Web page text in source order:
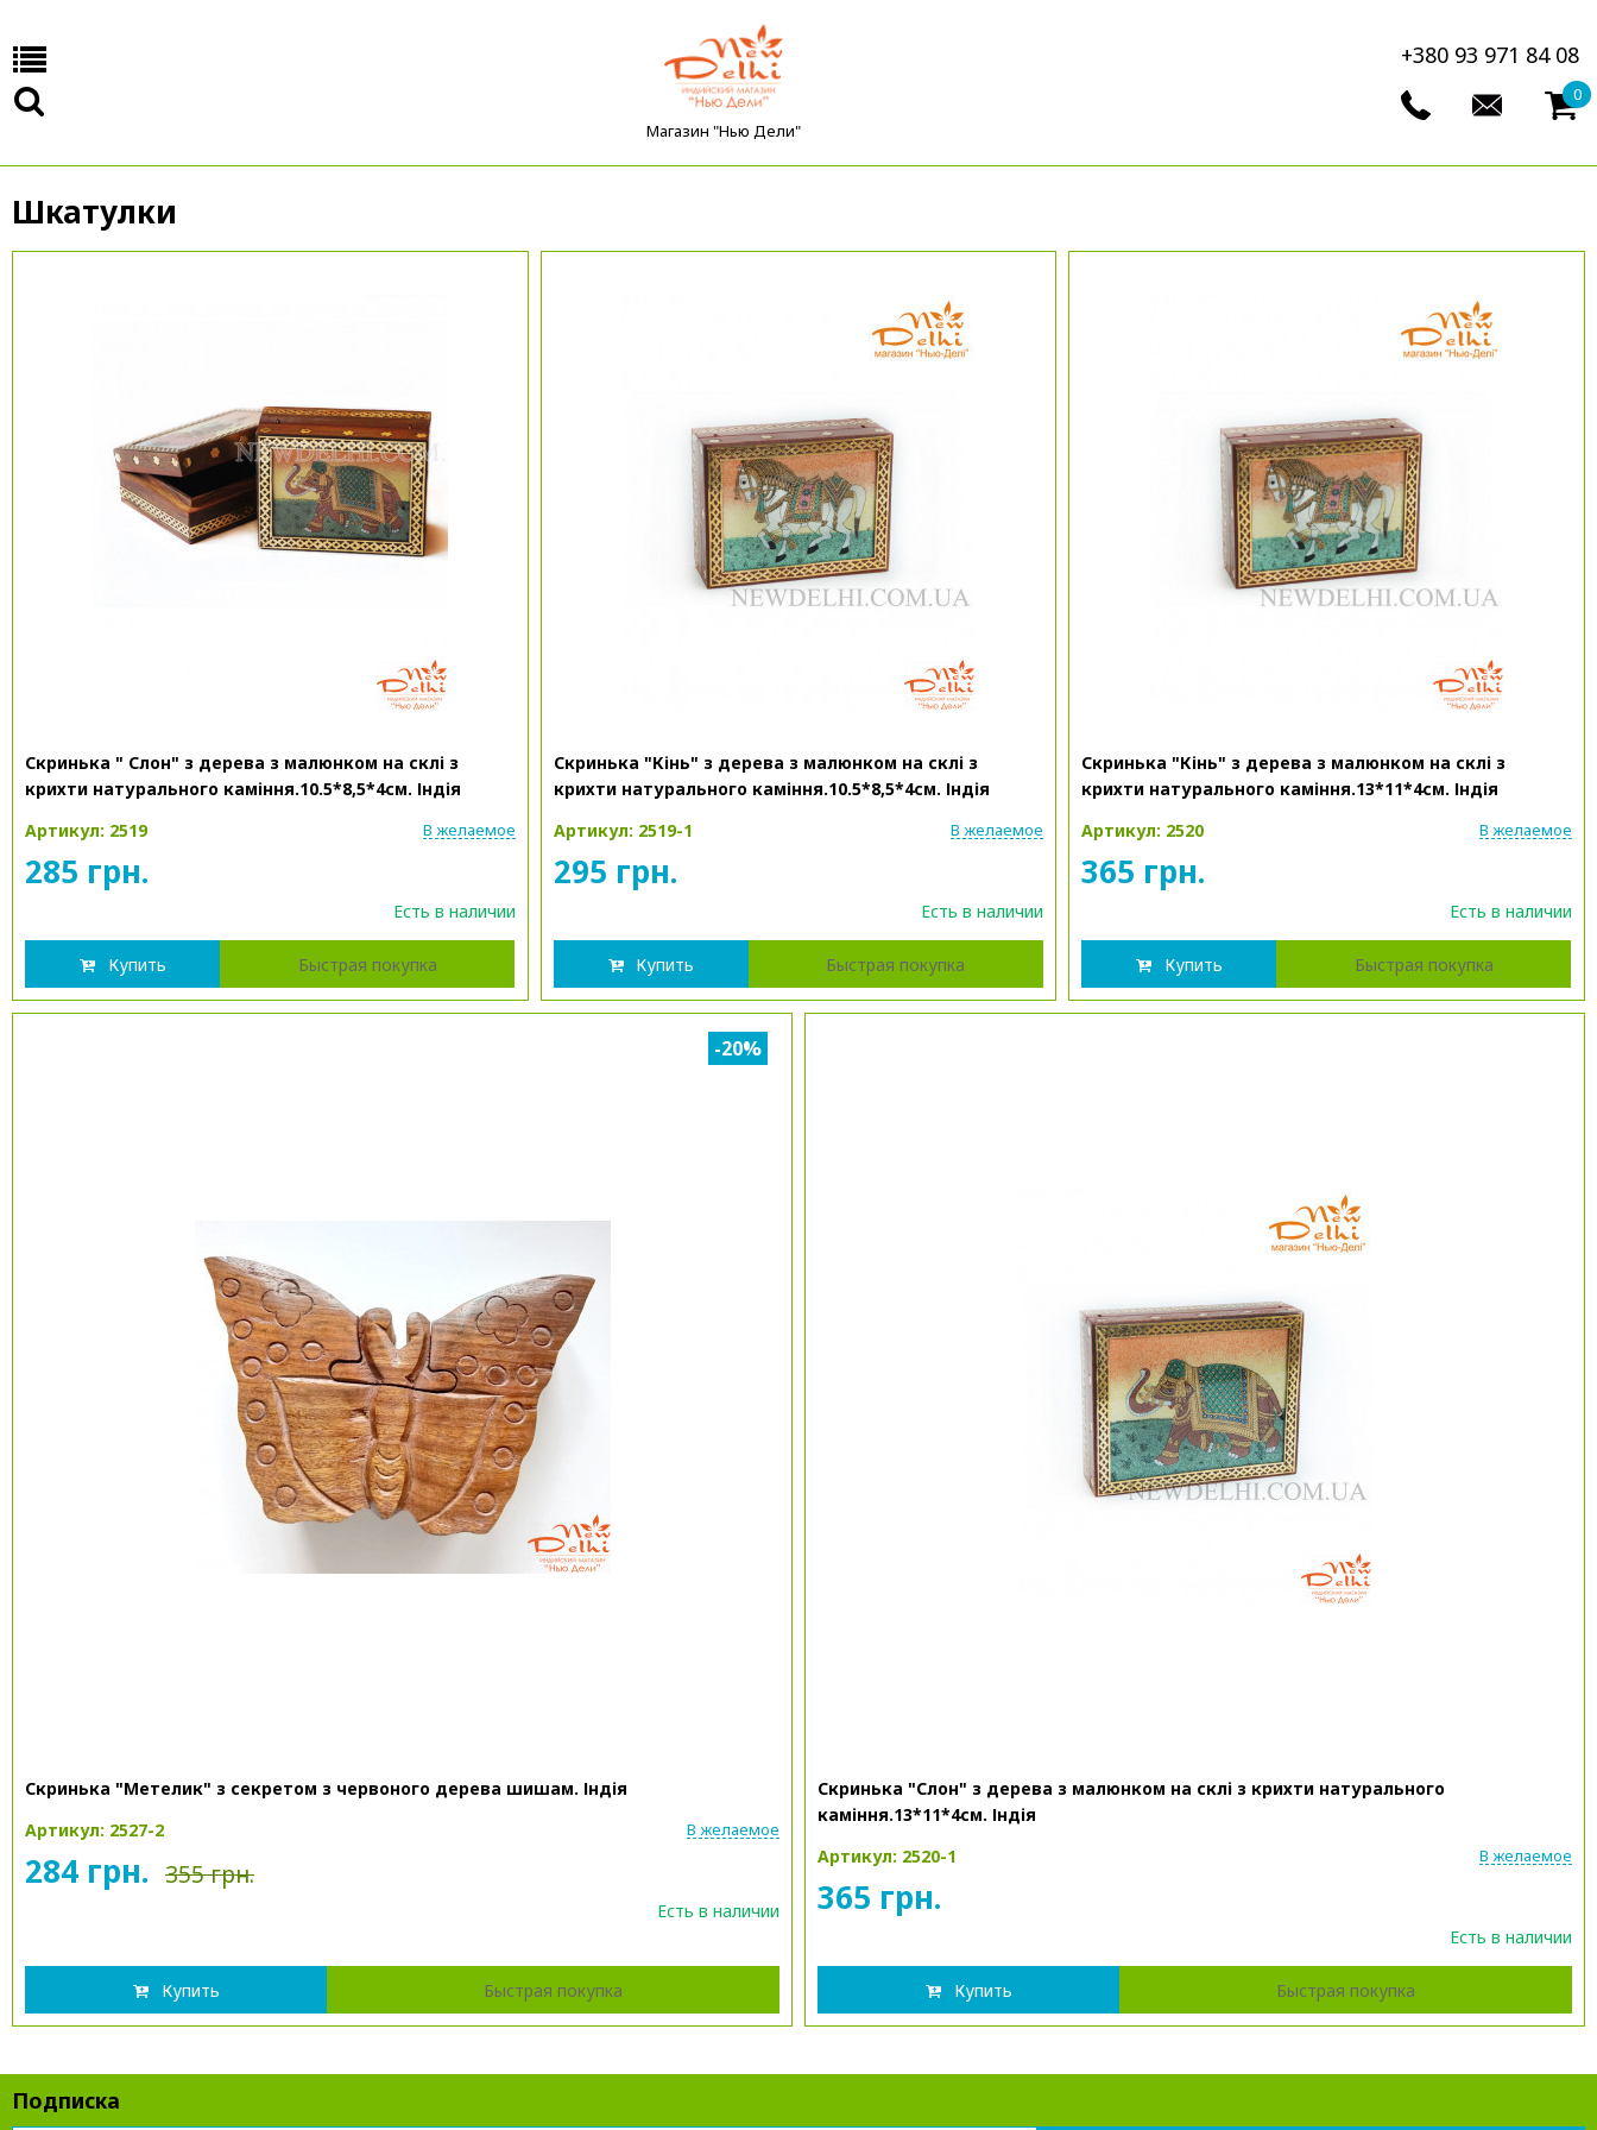
Магазин "Нью Дели"
+380 93 971 84 08
0
Шкатулки
Скринька " Слон" з дерева з малюнком на склі з
крихти натурального каміння.10.5*8,5*4см. Індія
Артикул: 2519
В желаемое
285 грн.
Есть в наличии
Купить Быстрая покупка
Скринька "Кінь" з дерева з малюнком на склі з
крихти натурального каміння.10.5*8,5*4см. Індія
Артикул: 2519-1
В желаемое
295 грн.
Есть в наличии
Купить Быстрая покупка
Скринька "Кінь" з дерева з малюнком на склі з
крихти натурального каміння.13*11*4см. Індія
Артикул: 2520
В желаемое
365 грн.
Есть в наличии
Купить Быстрая покупка
-20%
Скринька "Метелик" з секретом з червоного дерева шишам. Індія
Артикул: 2527-2
В желаемое
284 грн. 355 грн.
Есть в наличии
Купить Быстрая покупка
Скринька "Слон" з дерева з малюнком на склі з крихти натурального
каміння.13*11*4см. Індія
Артикул: 2520-1
В желаемое
365 грн.
Есть в наличии
Купить Быстрая покупка
Подписка